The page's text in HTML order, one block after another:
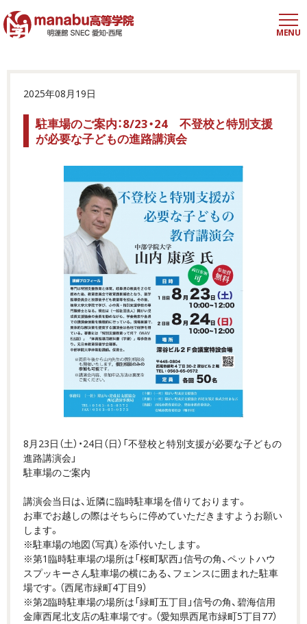
MENU
2025年08月19日
駐車場のご案内：8/23・24 不登校と特別支援
が必要な子どもの進路講演会
8月23日（土）・24日（日）「不登校と特別支援が必要な子どもの
進路講演会」
駐車場のご案内
講演会当日は、近隣に臨時駐車場を借りております。
お車でお越しの際はそちらに停めていただきますようお願い
します。
※駐車場の地図（写真）を添付いたします。
※第1臨時駐車場の場所は「桜町駅西」信号の角、ペットハウ
スプッキーさん駐車場の横にある、フェンスに囲まれた駐車
場です。（西尾市緑町4丁目9）
※第2臨時駐車場の場所は「緑町五丁目」信号の角、碧海信用
金庫西尾北支店の駐車場です。（愛知県西尾市緑町5丁目77）